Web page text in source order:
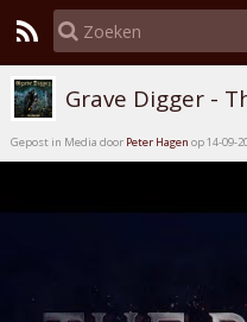
Grave Digger -
Gepost in Media door Peter Hagen op 14-09-